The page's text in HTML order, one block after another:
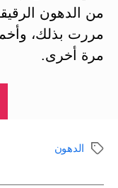
من الدهون
مررت بذلك،
مرة أخرى.
الوسومالدهون